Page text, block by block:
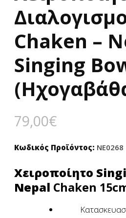
Chaken –
Singing
79,00€
Κωδικός Προϊόντος: NE0268
Χειροποίητο
Nepal Chaken